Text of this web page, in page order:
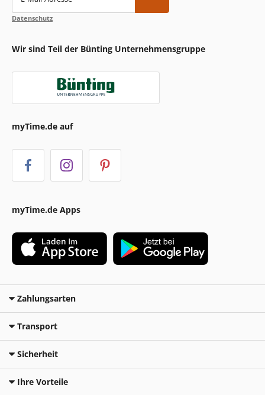
Datenschutz
Wir sind Teil der Bünting Unternehmensgruppe
myTime.de auf
myTime.de Apps
Zahlungsarten
Transport
Sicherheit
Ihre Vorteile